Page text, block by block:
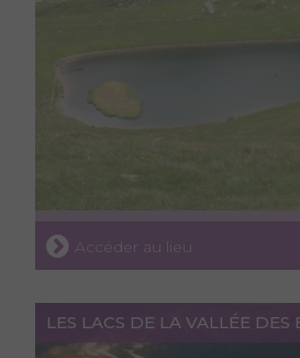
Accéder au lieu
LES LACS DE LA VALLÉE DES